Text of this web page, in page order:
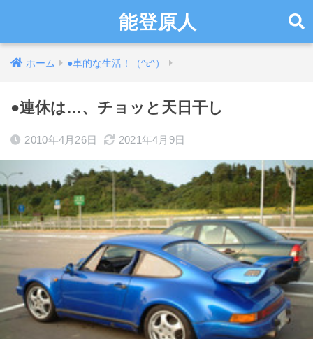
能登原人
ホーム ●車的な生活！（^ε^）
●連休は…、チョッと天日干し
2010年4月26日 2021年4月9日